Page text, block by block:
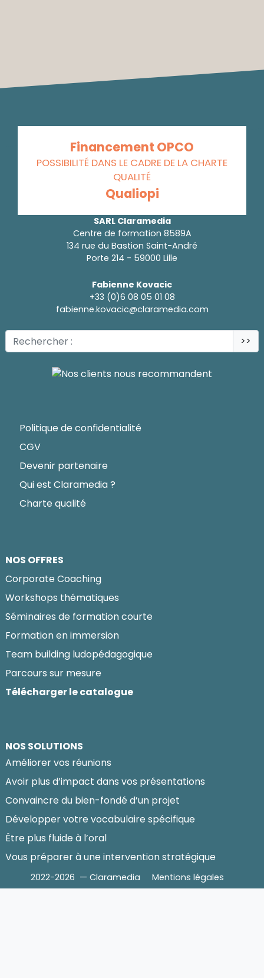
Financement OPCO
POSSIBILITÉ DANS LE CADRE DE LA CHARTE
QUALITÉ
Qualiopi
SARL Claramedia
Centre de formation 8589A
134 rue du Bastion Saint-André
Porte 214 - 59000 Lille
Fabienne Kovacic
+33 (0)6 08 05 01 08
fabienne.kovacic@claramedia.com
>>
Politique de confidentialité
CGV
Devenir partenaire
Qui est Claramedia ?
Charte qualité
NOS OFFRES
Corporate Coaching
Workshops thématiques
Séminaires de formation courte
Formation en immersion
Team building ludopédagogique
Parcours sur mesure
Télécharger le catalogue
NOS SOLUTIONS
Améliorer vos réunions
Avoir plus d’impact dans vos présentations
Convaincre du bien-fondé d’un projet
Développer votre vocabulaire spécifique
Être plus fluide à l’oral
Vous préparer à une intervention stratégique
2022-2026 — Claramedia Mentions légales